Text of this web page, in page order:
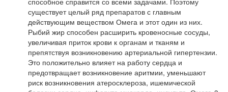
существует целый ряд препаратов с главным
действующим веществом Омега и этот один из них.
Рыбий жир способен расширить кровеносные сосуды,
увеличивая приток крови к органам и тканям и
препятствуя возникновению артериальной гипертензии.
Это положительно влияет на работу сердца и
предотвращает возникновение аритмии, уменьшают
риск возникновения атеросклероза, ишемической